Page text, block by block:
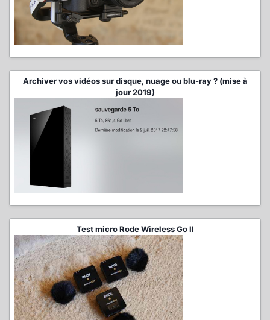
Archiver vos vidéos sur disque, nuage ou blu-ray ? (mise à
jour 2019)
Test micro Rode Wireless Go II